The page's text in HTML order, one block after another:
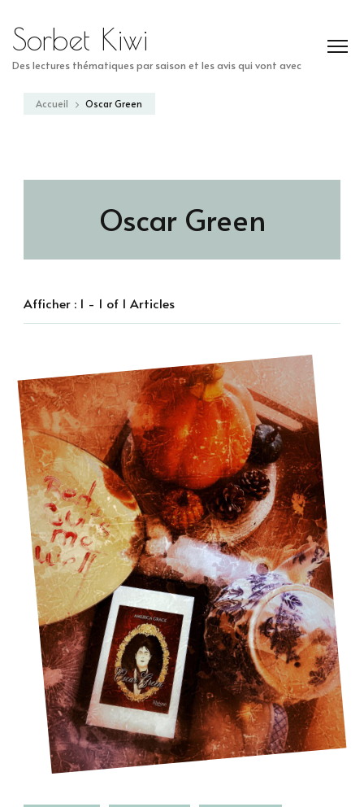
Sorbet Kiwi
Des lectures thématiques par saison et les avis qui vont avec
Accueil Oscar Green
Oscar Green
Afficher : 1 - 1 of 1 Articles